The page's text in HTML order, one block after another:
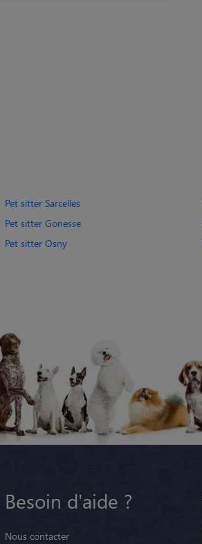
Pet sitter Sarcelles
Pet sitter Gonesse
Pet sitter Osny
Besoin d'aide ?
Nous contacter